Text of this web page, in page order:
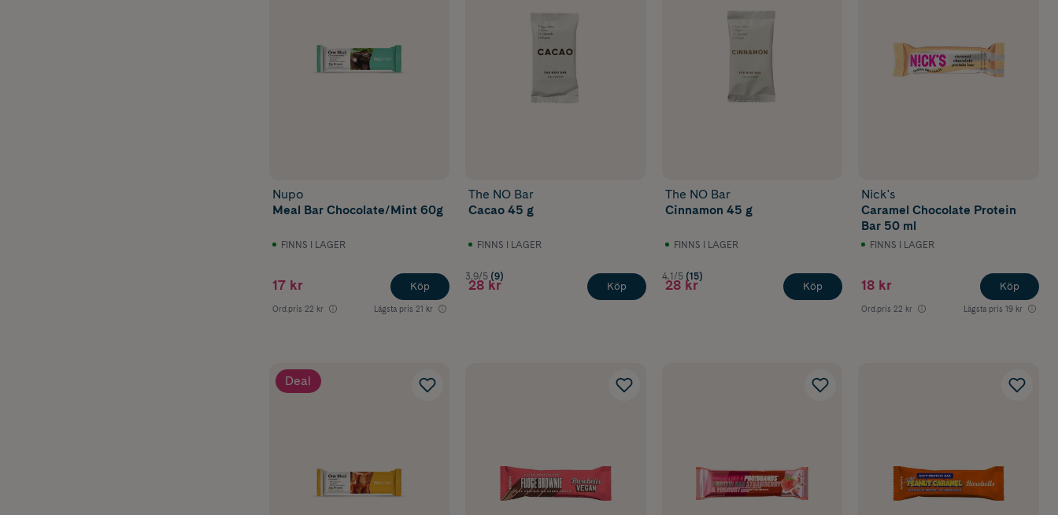
Nupo
Meal Bar Chocolate/Mint 60g
FINNS I LAGER
17 kr
Ord.pris 22 kr Lägsta pris 21 kr
Köp
The NO Bar
Cacao 45 g
FINNS I LAGER
3.9/5 (9)
28 kr Köp
The NO Bar
Cinnamon 45 g
FINNS I LAGER
4.1/5 (15)
28 kr Köp
Nick's
Caramel Chocolate Protein
Bar 50 ml
FINNS I LAGER
18 kr
Ord.pris 22 kr Lägsta pris 19 kr
Köp
Deal